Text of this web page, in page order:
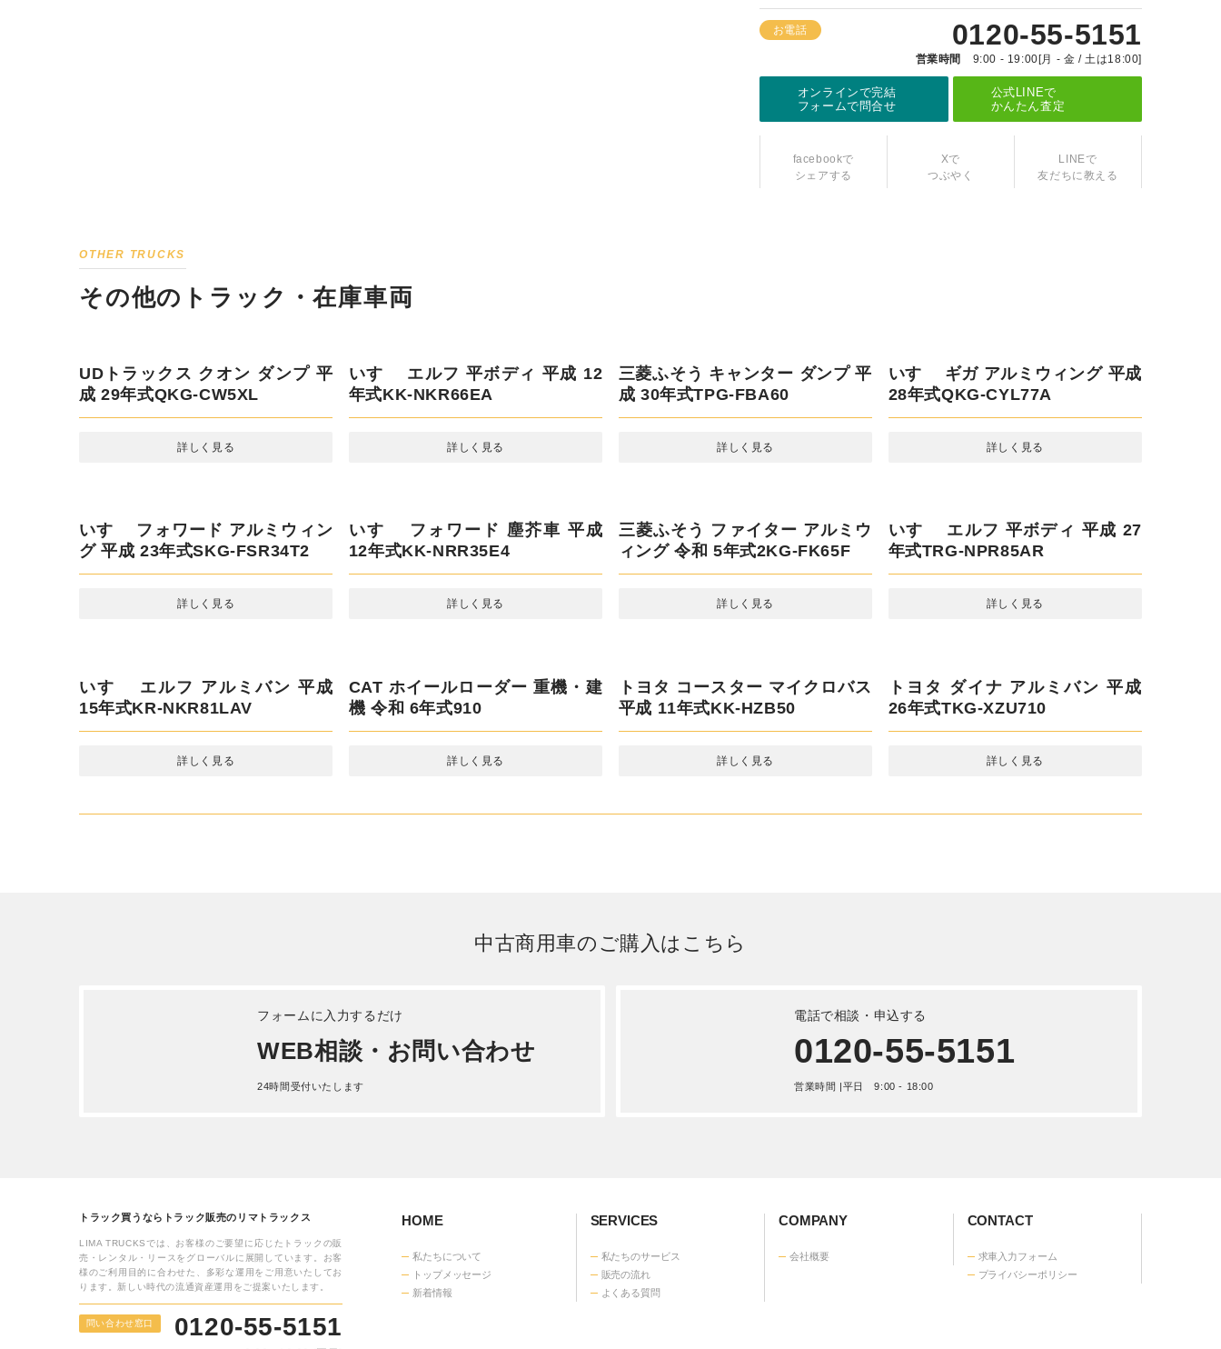
お電話 0120-55-5151
営業時間 9:00 - 19:00[月 - 金 / 土は18:00]
オンラインで完結
フォームで問合せ
公式LINEで
かんたん査定
facebookで
Xで
LINEで
友だちに教える
UDトラックス クオン ダンプ 平成
29年式QKG-CW5XL
いすゞ エルフ 平ボディ 平成 12年
式KK-NKR66EA
三菱ふそう キャンター ダンプ 平
成 30年式TPG-FBA60
いすゞ ギガ アルミウィング 平成
28年式QKG-CYL77A
いすゞ フォワード アルミウィン
グ 平成 23年式SKG-FSR34T2
三菱ふそう ファイター アルミウ
いすゞ エルフ 平ボディ 平成 27
いすゞ エルフ アルミバン 平成
CAT ホイールローダー 重機・建
26年式TKG-XZU710
詳しく見る